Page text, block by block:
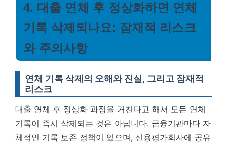
4. 대출 연체 후 정상화하면 연체
기록 삭제되나요: 잠재적 리스크
와 주의사항
연체 기록 삭제의 오해와 진실, 그리고 잠재적
리스크
대출 연체 후 정상화 과정을 거친다고 해서 모든 연체
기록이 즉시 삭제되는 것은 아닙니다. 금융기관마다 자
체적인 기록 보존 정책이 있으며, 신용평가회사에 공유